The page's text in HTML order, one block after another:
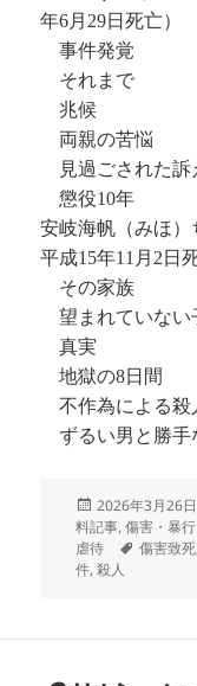
年6月29日死亡）
事件発覚
それまで
兆候
両親の苦悩
見過ごされた訴
懲役10年
安岐海帆（みほ
平成15年11月2日
その家族
望まれていない
真実
地獄の8日間
不作為による殺
ずるい男と勝手
投
稿
日:
2026年3月26日
料記事, 傷害・暴行
虐待
タ
傷害致死,
件, 殺人